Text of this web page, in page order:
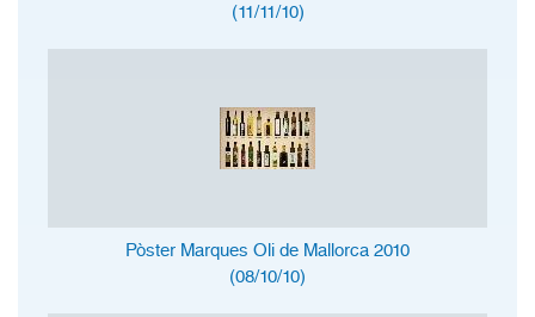
(11/11/10)
Pòster Marques Oli de Mallorca 2010
(08/10/10)